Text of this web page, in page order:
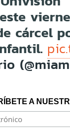
cárcel
A